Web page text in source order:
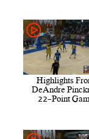
Highlights
DeAndre
22-Point